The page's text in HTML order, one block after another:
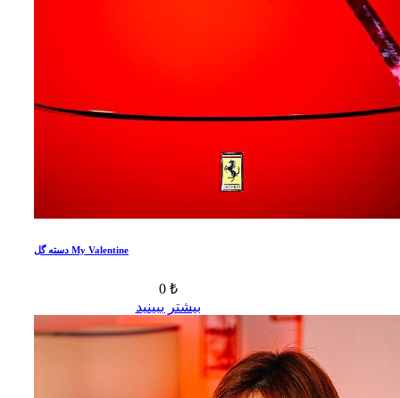
دسته گل My Valentine
0 ₺
بیشتر ببینید